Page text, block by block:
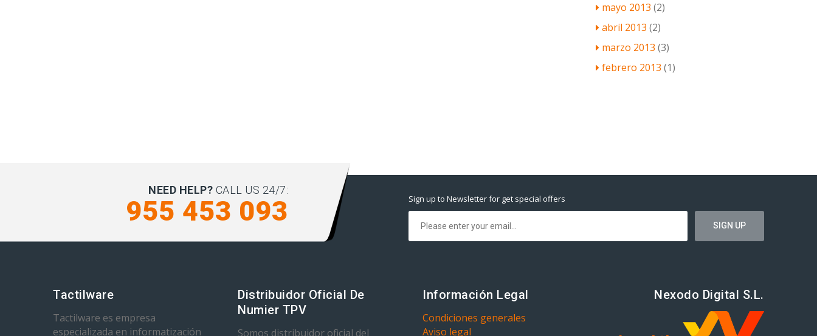
mayo 2013 (2)
abril 2013 (2)
marzo 2013 (3)
febrero 2013 (1)
NEED HELP? CALL US 24/7:
955 453 093 Sign up to Newsletter for get special offers
Tactilware
Tactilware es empresa
especializada en informatización
Distribuidor Oficial De
Numier TPV
Somos distribuidor oficial del
Información Legal
Condiciones generales
Aviso legal
Nexodo Digital S.L.